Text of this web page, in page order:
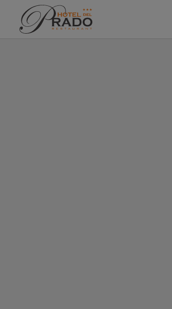
Recomenacions Per Esquiar A La Cerdanya de l´Hotel del